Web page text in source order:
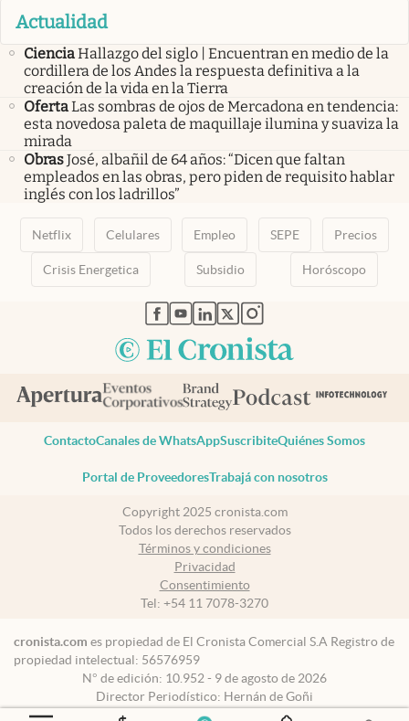
Actualidad
CienciaHallazgo del siglo | Encuentran en medio de la
cordillera de los Andes la respuesta definitiva a la
creación de la vida en la Tierra
OfertaLas sombras de ojos de Mercadona en tendencia:
esta novedosa paleta de maquillaje ilumina y suaviza la
mirada
ObrasJosé, albañil de 64 años: “Dicen que faltan
empleados en las obras, pero piden de requisito hablar
inglés con los ladrillos”
Netflix Celulares Empleo SEPE Precios
Crisis Energetica Subsidio Horóscopo
abre en nueva pestaña
abre en nueva pestaña
abre en nueva pestaña
abre en nueva pestaña
abre en nueva pestaña
ContactoCanales de WhatsAppSuscribiteQuiénes Somos
Portal de ProveedoresTrabajá con nosotros
Copyright 2025 cronista.com
Todos los derechos reservados
Términos y condiciones
Privacidad
Consentimiento
Tel: +54 11 7078-3270
cronista.com es propiedad de El Cronista Comercial S.A Registro de
propiedad intelectual: 56576959
N° de edición: 10.952 - 9 de agosto de 2026
Director Periodístico: Hernán de Goñi